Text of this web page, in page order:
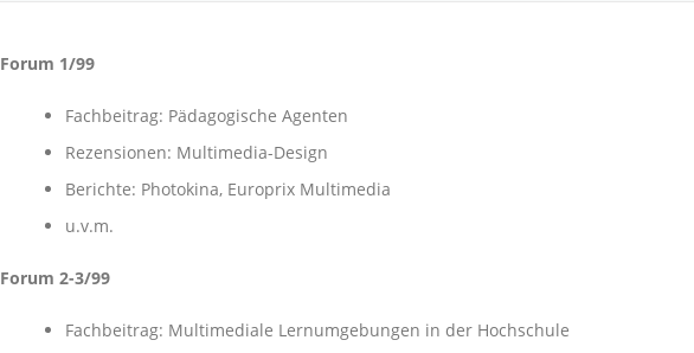
Forum 1/99
Fachbeitrag: Pädagogische Agenten
Rezensionen: Multimedia-Design
Berichte: Photokina, Europrix Multimedia
u.v.m.
Forum 2-3/99
Fachbeitrag: Multimediale Lernumgebungen in der Hochschule